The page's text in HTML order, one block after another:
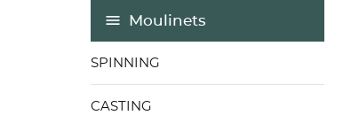
Moulinets
SPINNING
CASTING